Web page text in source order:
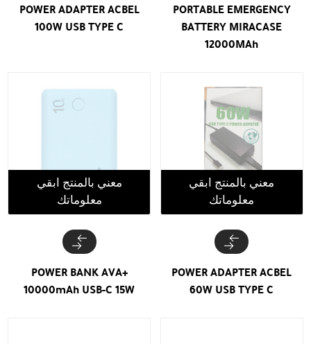
PORTABLE EMERGENCY
BATTERY MIRACASE
12000MAh
POWER ADAPTER ACBEL
100W USB TYPE C
معني بالمنتج ابقي
معلوماتك
POWER ADAPTER ACBEL
60W USB TYPE C
معني بالمنتج ابقي
معلوماتك
POWER BANK AVA+
10000mAh USB-C 15W